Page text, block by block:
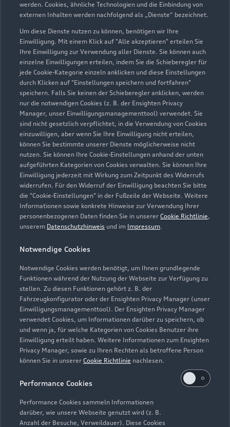
werden. Cookies, ähnliche Technologien und die Einbindung von
externen Inhalten werden nachfolgend als „Dienste“ bezeichnet.
Um diese Dienste nutzen zu können, benötigen wir Ihre
Einwilligung. Mit einem Klick auf "Alle akzeptieren" erteilen Sie
Ihre Einwilligung zur Verwendung aller Dienste. Sie können auch
einzelne Einwilligungen erteilen, indem Sie die Schieberegler für
jede Cookie-Kategorie einzeln anklicken und diese Einstellungen
durch Klicken auf "Einstellungen speichern und fortfahren"
speichern. Falls Sie keinen der Schieberegler anklicken, werden
nur die notwendigen Cookies (z. B. der Ensighten Privacy
Manager, unser Einwilligungsmanagementtool) verwendet. Sie
sind nicht gesetzlich verpflichtet, in die Verwendung von Cookies
einzuwilligen, aber wenn Sie Ihre Einwilligung nicht erteilen,
können Sie bestimmte unserer Dienste möglicherweise nicht
nutzen. Sie können Ihre Cookie-Einstellungen anhand der unten
aufgeführten Kategorien von Cookies verwalten. Sie können Ihre
Einwilligung jederzeit mit Wirkung zum Zeitpunkt des Widerrufs
widerrufen. Für den Widerruf der Einwilligung beachten Sie bitte
die "Cookie-Einstellungen" in der Fußzeile der Webseite. Weitere
Informationen sowie konkrete Hinweise zur Verwendung Ihrer
personenbezogenen Daten finden Sie in unserer Cookie Richtlinie,
unserem Datenschutzhinweis und im Impressum.
Notwendige Cookies
Notwendige Cookies werden benötigt, um Ihnen grundlegende
Funktionen während der Nutzung der Webseite zur Verfügung zu
stellen. Zu diesen Funktionen gehört z. B. der
Fahrzeugkonfigurator oder der Ensighten Privacy Manager (unser
Einwilligungsmanagementtool). Der Ensighten Privacy Manager
verwendet Cookies, um Informationen darüber zu speichern, ob
und wenn ja, für welche Kategorien von Cookies Benutzer ihre
Einwilligung erteilt haben. Weitere Informationen zum Ensighten
Privacy Manager, sowie zu Ihren Rechten als betroffene Person
können Sie in unserer Cookie Richtlinie nachlesen.
Performance Cookies
Performance Cookies sammeln Informationen
darüber, wie unsere Webseite genutzt wird (z. B.
Anzahl der Besuche, Verweildauer). Diese Cookies
Verkauf
Service
Geschlossen,öffnet amMontag 07:00
Teile- und Zubehörverkauf
Geschlossen,öffnet am Montag 07:00
Zur Reparatur